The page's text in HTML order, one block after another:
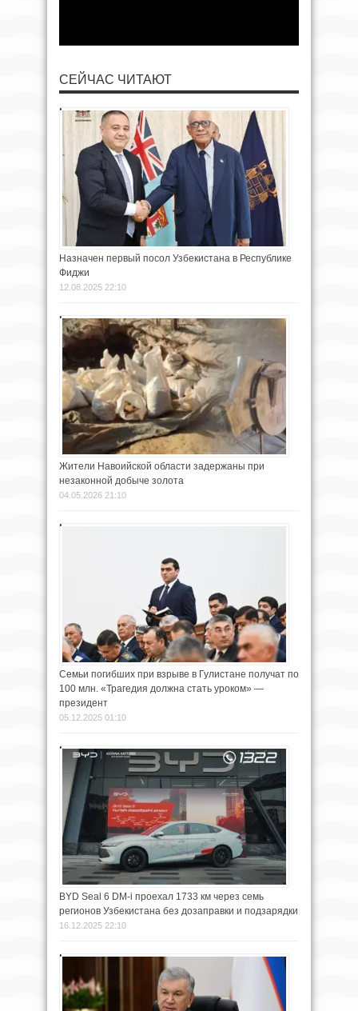
СЕЙЧАС ЧИТАЮТ
Назначен первый посол Узбекистана в Республике
Фиджи
12.08.2025 22:10
Жители Навоийской области задержаны при
незаконной добыче золота
04.05.2026 21:10
Семьи погибших при взрыве в Гулистане получат по
100 млн. «Трагедия должна стать уроком» —
президент
05.12.2025 01:10
BYD Seal 6 DM‑i проехал 1733 км через семь
регионов Узбекистана без дозаправки и подзарядки
16.12.2025 22:10